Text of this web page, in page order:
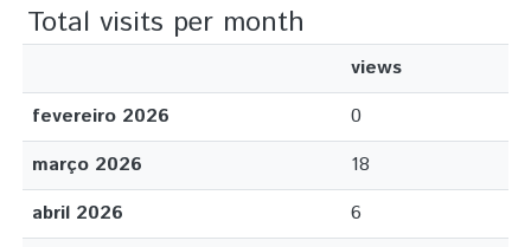
Total visits per month
views
fevereiro 2026
0
março 2026
18
abril 2026
6